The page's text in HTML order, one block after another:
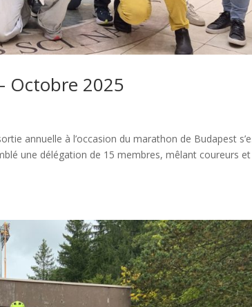
Octobre 2025
annuelle à l’occasion du marathon de Budapest
une délégation de 15 membres, mêlant coureurs et